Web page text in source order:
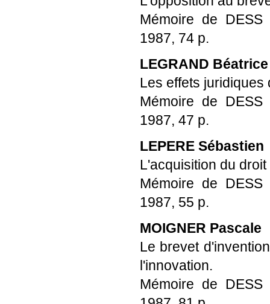
Mémoire de DESS
1987, 74 p.
LEGRAND Béatrice
Les effets juridiques
Mémoire de DESS
1987, 47 p.
LEPERE Sébastien
L'acquisition du
Mémoire de DESS
1987, 55 p.
MOIGNER Pascale
Le brevet
l'innovation.
Mémoire de DESS